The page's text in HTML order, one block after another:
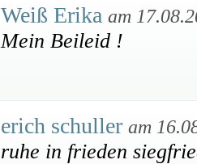
Weiß Erika am
Mein Beileid !
erich schuller am
ruhe in frieden